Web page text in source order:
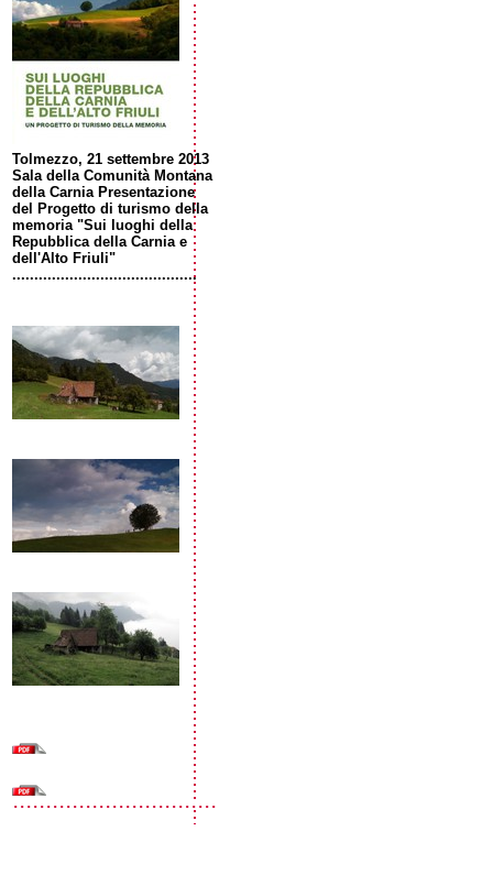
Tolmezzo, 21 settembre 2013
Sala della Comunità Montana
della Carnia Presentazione
del Progetto di turismo della
memoria "Sui luoghi della
Repubblica della Carnia e
dell'Alto Friuli"
..........................................